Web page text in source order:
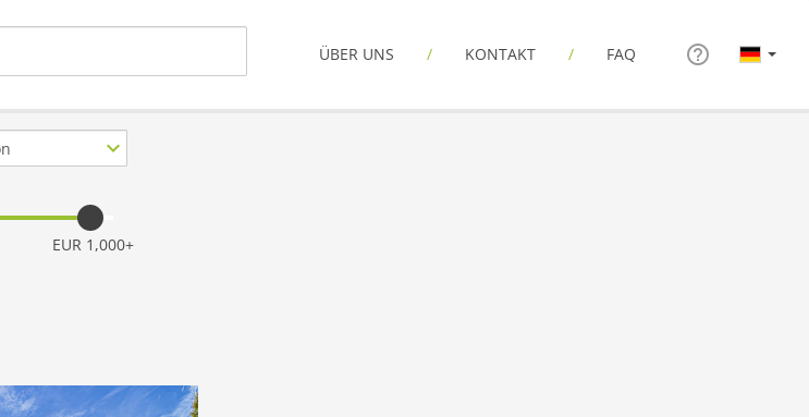
ÜBER UNS KONTAKT FAQ
EUR 1,000+